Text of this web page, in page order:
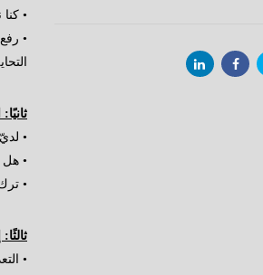
• كنا نأمل
•
•
• هل
•
•